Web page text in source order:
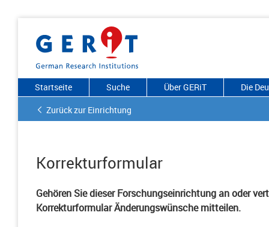
Startseite Suche Über GERiT
Die
Zurück zur Einrichtung
Korrekturformular
Gehören Sie dieser Forschungseinrichtung an oder
Korrekturformular Änderungswünsche mitteilen.